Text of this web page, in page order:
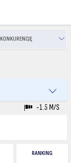
-1.5 M/S
RANKING